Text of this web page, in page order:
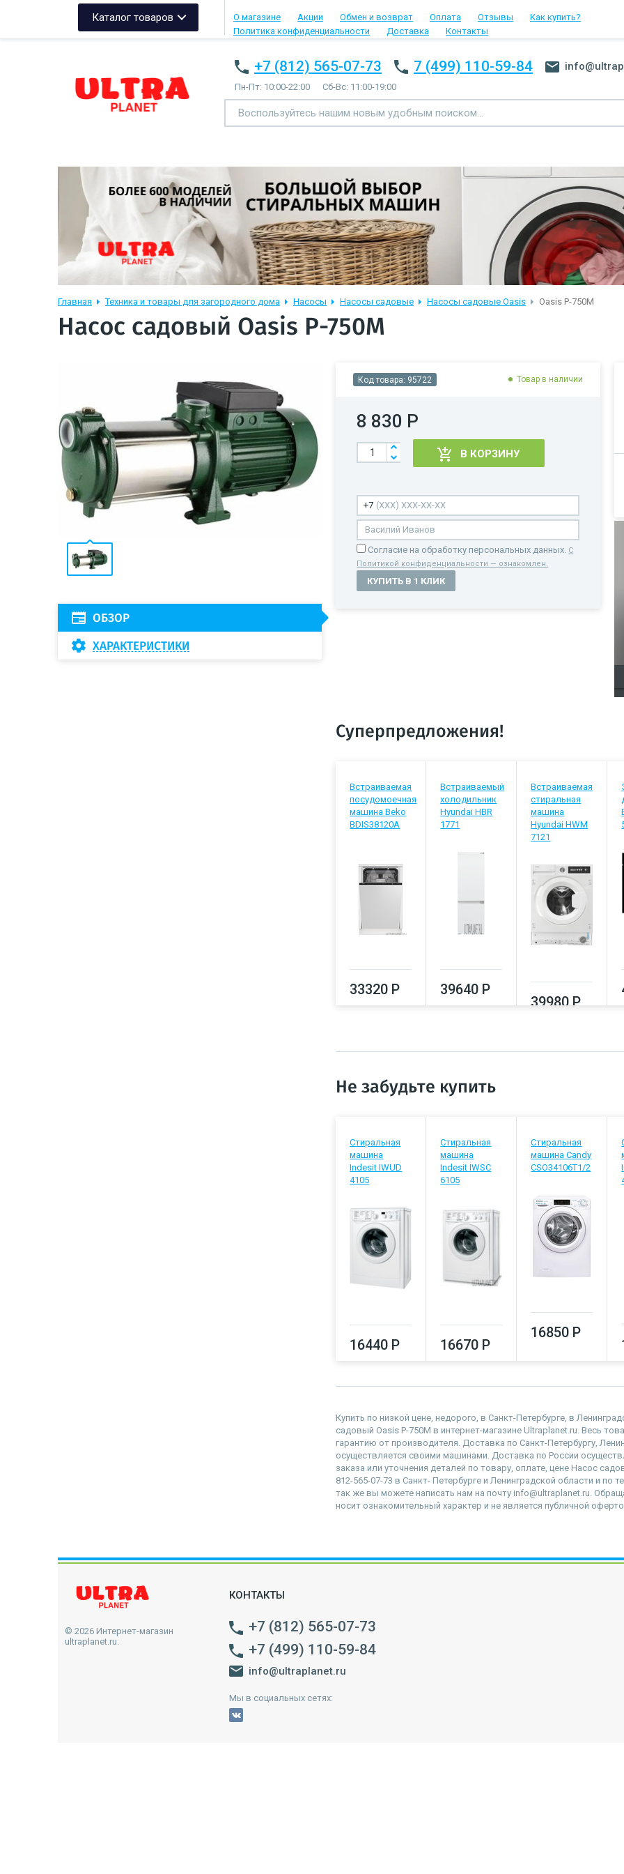
Каталог товаров О магазине Акции Обмен и возврат Оплата Отзывы
Как купить?
Политика конфиденциальности
Доставка Контакты
+7 (812) 565-07-73 7 (499) 110-59-84
Пн-Пт: 10:00-22:00 Сб-Вс: 11:00-19:00
Главная Техника и товары для загородного дома Насосы Насосы садовые Насосы садовые Oasis Oasis P-750M
Насос садовый Oasis P-750M
ОБЗОР
ХАРАКТЕРИСТИКИ
Код товара: 95722 Товар в наличии
8 830 Р
В КОРЗИНУ
Cогласие на обработку персональных данных. С
Политикой конфиденциальности — ознакомлен.
КУПИТЬ В 1 КЛИК
Суперпредложения!
Встраиваемая
посудомоечная
машина Beko
BDIS38120A
33320 Р
Встраиваемый
холодильник
Hyundai HBR
1771
39640 Р
Встраиваемая
стиральная
машина
Hyundai HWM
7121
39980 Р
Не забудьте купить
Стиральная
машина
Indesit IWUD
4105
16440 Р
Стиральная
машина
Indesit IWSC
6105
16670 Р
Стиральная
машина Candy
CSO34106T1/2
16850 Р
Купить по низкой цене, недорого, в Санкт-Петербурге, в
садовый Oasis P-750M в интернет-магазине Ultraplanet.ru. Весь
гарантию от производителя. Доставка по Санкт-Петербургу,
осуществляется своими машинами. Доставка по России
заказа или уточнения деталей по товару, оплате, цене Насос
812-565-07-73 в Санкт- Петербурге и Ленинградской области и
так же вы можете написать нам на почту info@ultraplanet.ru.
носит ознакомительный характер и не является публичной
© 2026 Интернет-магазин
ultraplanet.ru.
КОНТАКТЫ
+7 (812) 565-07-73
+7 (499) 110-59-84
info@ultraplanet.ru
Мы в социальных сетях: